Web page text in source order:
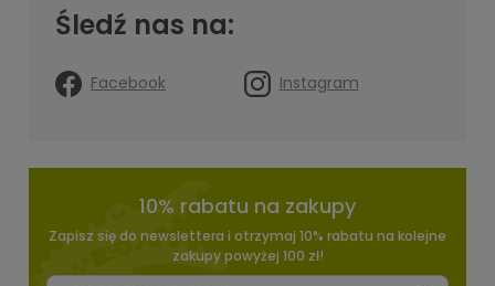
Śledź nas na:
Facebook Instagram
10% rabatu na zakupy
Zapisz się do newslettera i otrzymaj 10% rabatu na kolejne
zakupy powyżej 100 zł!